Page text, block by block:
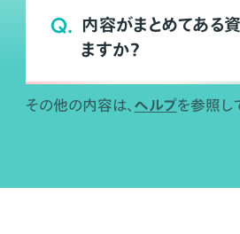
Q. 内容がまとめてある
ますか？
その他の内容は、 ヘルプを参照し